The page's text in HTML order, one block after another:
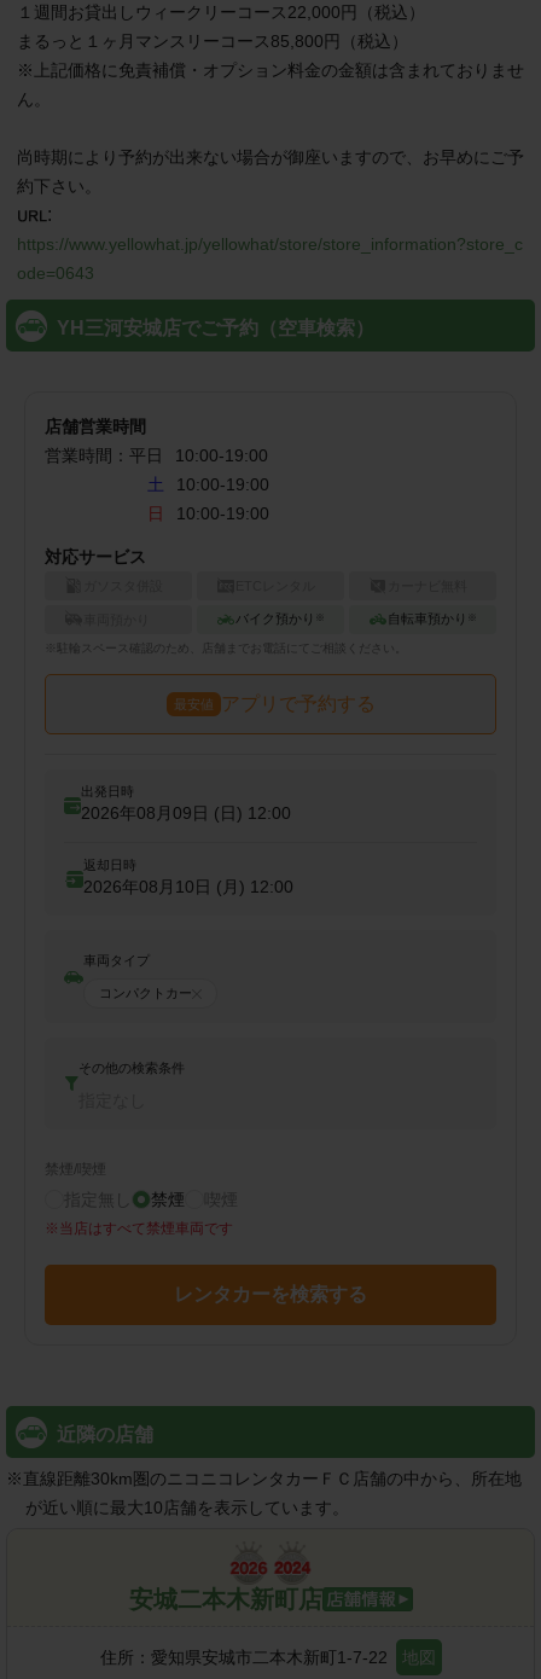
１週間お貸出しウィークリーコース22,000円（税込）
まるっと１ヶ月マンスリーコース85,800円（税込）
※上記価格に免責補償・オプション料金の金額は含まれておりませ
ん。
尚時期により予約が出来ない場合が御座いますので、お早めにご予
約下さい。
:
https://www.yellowhat.jp/yellowhat/store/store_information?store_c
ode=0643
YH三河安城店でご予約（空車検索）
店舗営業時間
営業時間： 平日 10:00-19:00
土
10:00-19:00
日
10:00-19:00
対応サービス
バイク預かり ※ 自転車預かり ※
※ スペース確認のため、店舗までお電話にてご相談ください。
最安値 アプリで予約する
出発日時
2026年08月09日 (日) 12:00
返却日時
2026年08月10日 (月) 12:00
車両タイプ
コンパクトカー
その他の検索条件
禁煙/喫煙
指定無し 禁煙 喫煙
※ 当店はすべて禁煙車両です
レンタカーを検索する
近隣の店舗
※直線距離30km圏のニコニコレンタカーＦＣ店舗の中から、所在地
が近い順に最大10店舗を表示しています。
安城二本木新町店
住所： 愛知県安城市二本木新町1-7-22 地図